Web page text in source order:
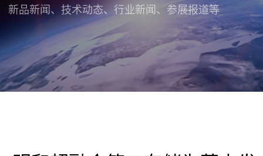
新品新闻、技术动态、行业新闻、参展报道等